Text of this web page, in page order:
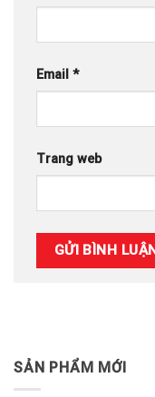
Email *
Trang web
SẢN PHẨM MỚI